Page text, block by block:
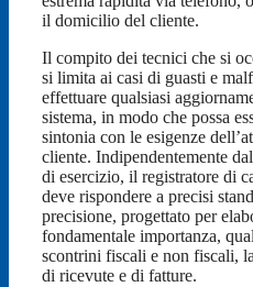
il domicilio del cliente.
Il compito dei tecnici che si
si limita ai casi di guasti e
effettuare qualsiasi
sistema, in modo che possa
sintonia con le esigenze
cliente. Indipendentemente
di esercizio, il registratore di
deve rispondere a precisi
precisione, progettato per
fondamentale importanza,
scontrini fiscali e non fiscali,
di ricevute e di fatture.